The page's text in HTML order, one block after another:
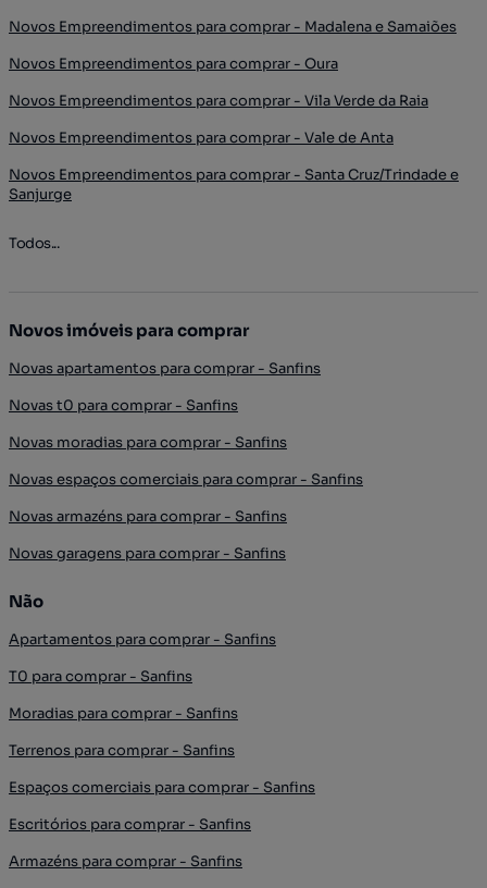
Novos Empreendimentos para comprar - Madalena e Samaiões
Novos Empreendimentos para comprar - Oura
Novos Empreendimentos para comprar - Vila Verde da Raia
Novos Empreendimentos para comprar - Vale de Anta
Novos Empreendimentos para comprar - Santa Cruz/Trindade e
Sanjurge
Todos...
Novos imóveis para comprar
Novas apartamentos para comprar - Sanfins
Novas t0 para comprar - Sanfins
Novas moradias para comprar - Sanfins
Novas espaços comerciais para comprar - Sanfins
Novas armazéns para comprar - Sanfins
Novas garagens para comprar - Sanfins
Não
Apartamentos para comprar - Sanfins
T0 para comprar - Sanfins
Moradias para comprar - Sanfins
Terrenos para comprar - Sanfins
Espaços comerciais para comprar - Sanfins
Escritórios para comprar - Sanfins
Armazéns para comprar - Sanfins